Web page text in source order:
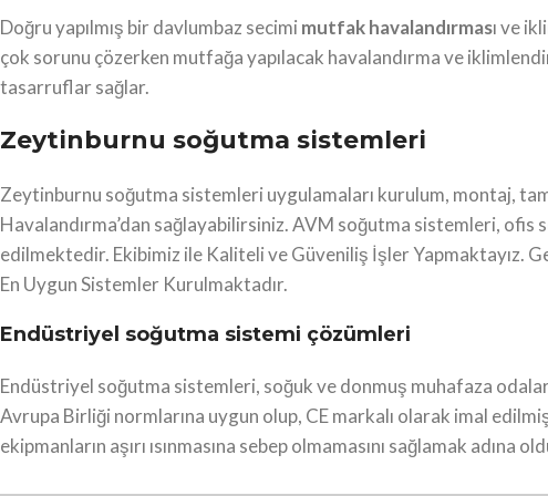
Doğru yapılmış bir davlumbaz secimi mutfak havalandırması ve
çok sorunu çözerken mutfağa yapılacak havalandırma ve
tasarruflar sağlar.
Zeytinburnu soğutma sistemleri
Zeytinburnu soğutma sistemleri uygulamaları kurulum, montaj,
Havalandırma’dan sağlayabilirsiniz. AVM soğutma sistemleri,
edilmektedir. Ekibimiz ile Kaliteli ve Güveniliş İşler Yapmaktayız.
En Uygun Sistemler Kurulmaktadır.
Endüstriyel soğutma sistemi çözümleri
Endüstriyel soğutma sistemleri, soğuk ve donmuş muhafaza
Avrupa Birliği normlarına uygun olup, CE markalı olarak imal
ekipmanların aşırı ısınmasına sebep olmamasını sağlamak adına